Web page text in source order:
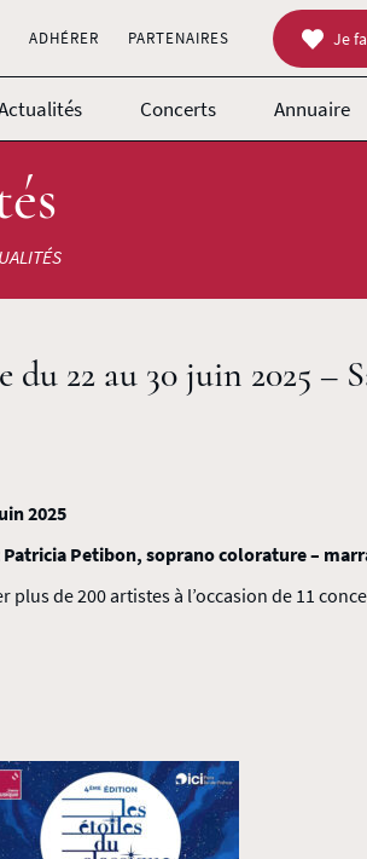
Concerts Annuaire
ADHÉRER PARTENAIRES Je
du 22 au 30 juin 2025 –
2025
Petibon, soprano colorature –
plus de 200 artistes à l’occasion de 11